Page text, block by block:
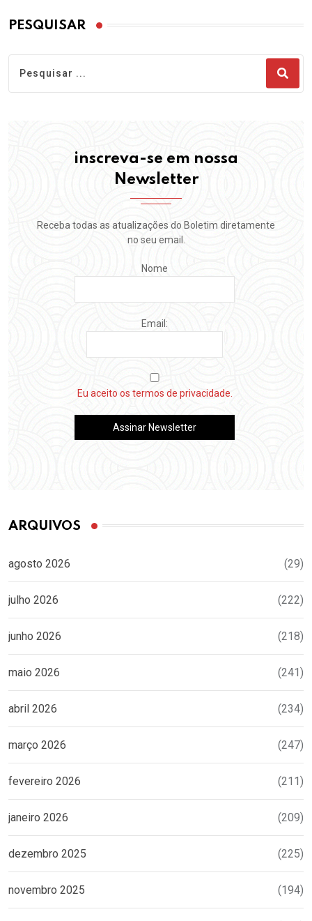
PESQUISAR
inscreva-se em nossa
Newsletter
Receba todas as atualizações do Boletim diretamente
no seu email.
Nome
Email:
Eu aceito os termos de privacidade.
ARQUIVOS
agosto 2026 (29)
julho 2026 (222)
junho 2026 (218)
maio 2026 (241)
abril 2026 (234)
março 2026 (247)
fevereiro 2026 (211)
janeiro 2026 (209)
dezembro 2025 (225)
novembro 2025 (194)